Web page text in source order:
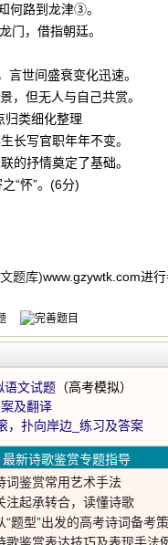
何路到龙津③。
，借指朝廷。
言世间盛衰变化迅速。
，但无人与自己共赏。
归类细化整理
长写官职年年不变。
的抒情奠定了基础。
“怀”。(6分)
题库)www.gzywtk.com进
语文试题 （高考模拟）
及翻译
，扑向岸边_练习及答案
最新诗歌鉴赏专题指导
词鉴赏常用艺术手法
注起承转合，读懂诗歌
“题型”出发的高考诗词备考